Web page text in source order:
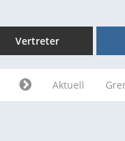
Vertreter
Aktuell